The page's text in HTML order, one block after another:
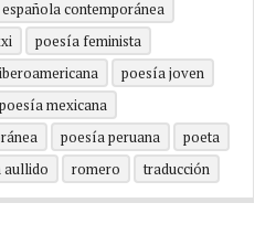
contemporánea
poesía feminista
poesía joven
poesía mexicana
poesía peruana
poeta
aullido romero traducción